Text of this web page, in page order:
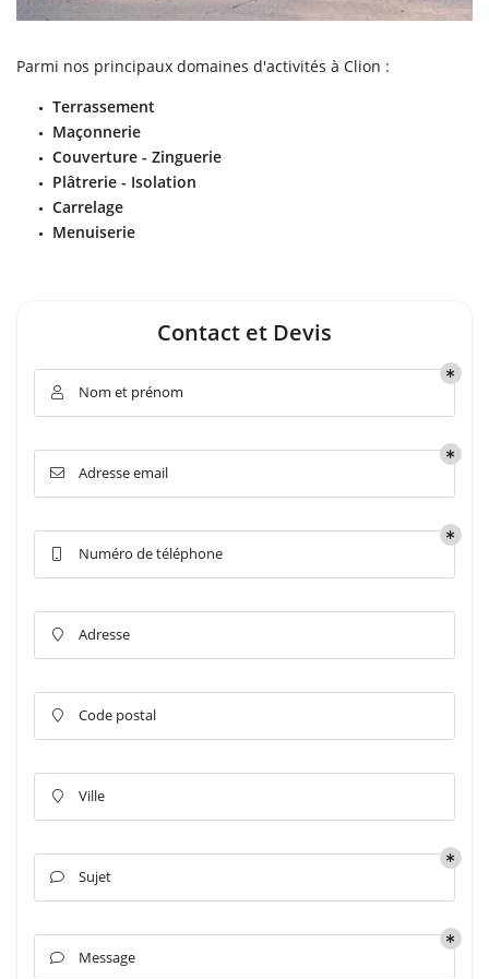
Parmi nos principaux domaines d'activités à Clion :
Terrassement
Maçonnerie
Couverture - Zinguerie
Plâtrerie - Isolation
Carrelage
Menuiserie
Contact et Devis
 Nom et prénom
 Adresse email
Numéro de téléphone
 Adresse
 Code postal
 Ville
 Sujet
 Message